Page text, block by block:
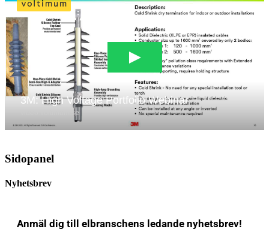
Sidopanel
Nyhetsbrev
Anmäl dig till elbranschens ledande nyhetsbrev!